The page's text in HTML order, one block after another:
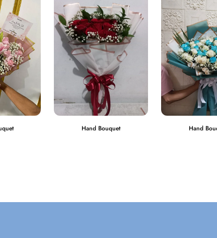
Hand Bouquet Hand